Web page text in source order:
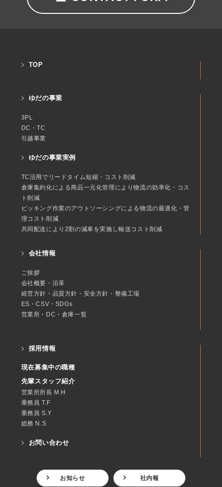
TOP
ゆだの事業
3PL
DC・TC
引越事業
ゆだの事業実例
TC活用でリードタイム短縮・コスト削減
倉庫集約化による商品一元化管理により物流の効率化・コス
ト削減
ピッキング作業のアウトソーシングによる物流の最適化・管
理コスト削減
共同配送により2割の減車を実施し輸送コスト削減
会社情報
ご挨拶
会社概要・沿革
経営方針・品質方針・安全方針・整備工場
ES・CSV・SDGs
営業所・DC・倉庫一覧
採用情報
現在募集中の職種
先輩スタッフ紹介
営業所所長 M.H
乗務員 T.F
乗務員 S.Y
総務 N.S
お問い合わせ
お知らせ 社内報